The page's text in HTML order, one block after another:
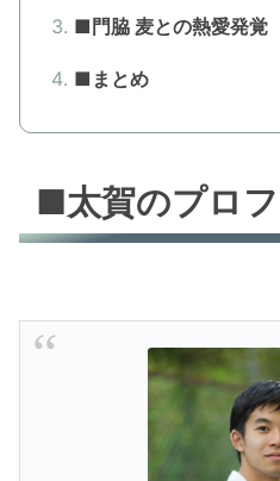
■門脇 麦との熱愛発覚
■まとめ
■太賀のプロ